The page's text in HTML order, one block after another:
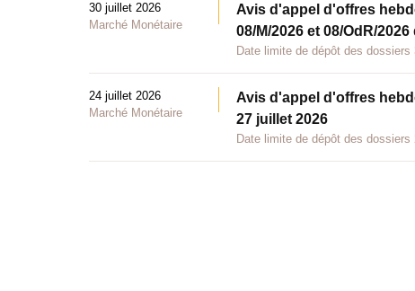
30 juillet 2026
Marché Monétaire
Avis d'appel d'offres
08/M/2026 et 08/OdR/
Date limite de dépôt des dossiers
24 juillet 2026
Marché Monétaire
Avis d'appel d'offres
27 juillet 2026
Date limite de dépôt des dossiers